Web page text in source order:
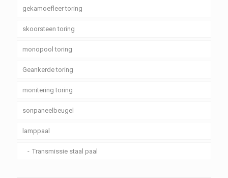
gekamoefleer toring
skoorsteen toring
monopool toring
Geankerde toring
monitering toring
sonpaneelbeugel
lamppaal
Transmissie staal paal